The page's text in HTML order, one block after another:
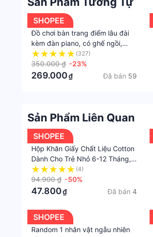
SHOPEE
Đồ chơi bàn trang điểm lâu đài
kèm đàn piano, có ghế ngồi,
dùng pin, có âm thanh và ánh
sáng
(327)
350.000 ₫ -23%
269.000₫ Đã bán 59
Sản Phẩm Liên Quan
SHOPEE
Hộp Khăn Giấy Chất Liệu Cotton
Dành Cho Trẻ Nhỏ 6-12 Tháng,
Hộp khăn giấy rút đồ chơi
Montessori cho bé sơ sinh bé, có
thể dùng làm hộp khăn giấy gia
motor
(4)
94.900 ₫ -50%
47.800₫ Đã bán 4
SHOPEE
Random 1 nhân vật ngẫu nhiên